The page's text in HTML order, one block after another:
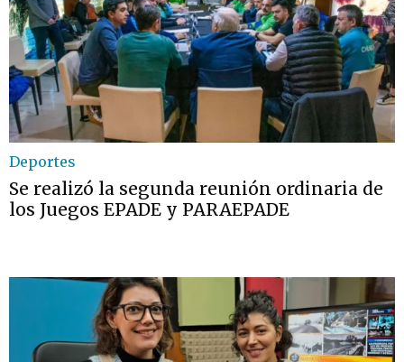
Deportes
Se realizó la segunda reunión ordinaria de
los Juegos EPADE y PARAEPADE